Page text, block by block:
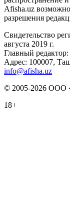
Afisha.uz
разрешения
Свидетельство
августа 2019 г.
Главный
Адрес: 100007,
info@afisha.uz
© 2005-2026 ООО
18+